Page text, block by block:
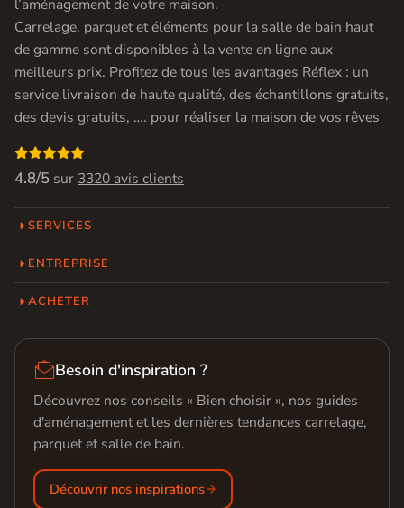
l’aménagement de votre maison.
Carrelage, parquet et éléments pour la salle de bain haut
de gamme sont disponibles à la vente en ligne aux
meilleurs prix. Profitez de tous les avantages Réflex : un
service livraison de haute qualité, des échantillons gratuits,
des devis gratuits, …. pour réaliser la maison de vos rêves

4.8/5 sur 3320 avis clients
SERVICES
ENTREPRISE
ACHETER
Besoin d'inspiration ?
Découvrez nos conseils « Bien choisir », nos guides
d'aménagement et les dernières tendances carrelage,
parquet et salle de bain.
Découvrir nos inspirations